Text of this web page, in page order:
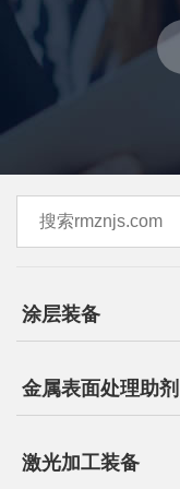
涂层装备
金属表面处理助剂
激光加工装备